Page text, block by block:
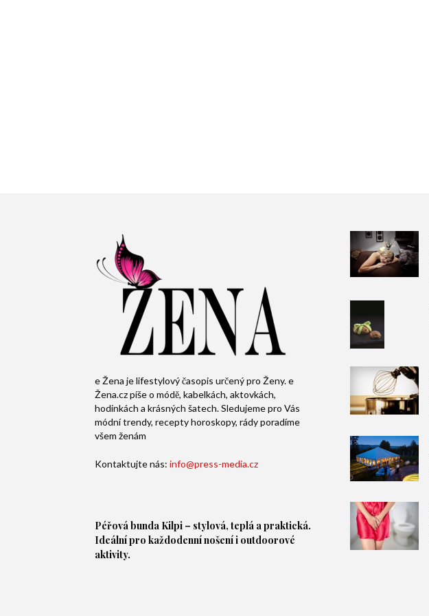
e Žena je lifestylový časopis určený pro Ženy. e
Žena.cz píše o módě, kabelkách, aktovkách,
hodinkách a krásných šatech. Sledujeme pro Vás
módní trendy, recepty horoskopy, rády poradíme
všem ženám
Kontaktujte nás: info@press-media.cz
Péřová bunda Kilpi – stylová, teplá a praktická.
Ideální pro každodenní nošení i outdoorové
aktivity.